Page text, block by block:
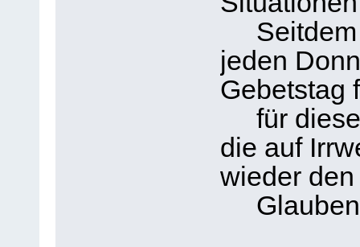
Seitdem
jeden
Gebetstag
für diese
die auf
wieder
Glauben